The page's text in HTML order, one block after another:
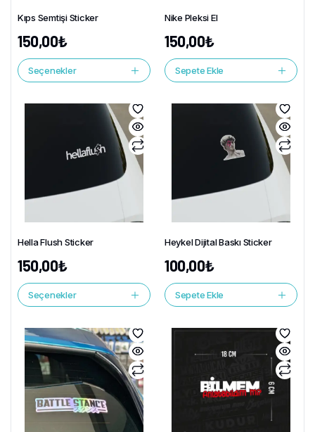
Kıps Semtişi Sticker
150,00₺
Seçenekler
Nike Pleksi El
150,00₺
Sepete Ekle
Hella Flush Sticker
150,00₺
Seçenekler
Heykel Dijital Baskı Sticker
100,00₺
Sepete Ekle